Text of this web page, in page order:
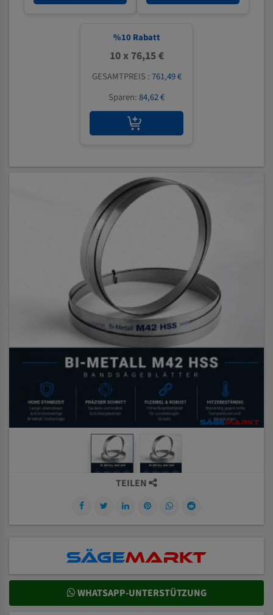
%10 Rabatt
10 x 76,15 €
GESAMTPREIS :761,49 €
Sparen:84,62 €
TEILEN
WHATSAPP-UNTERSTÜTZUNG